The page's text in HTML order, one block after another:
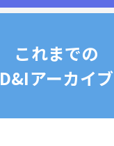
これまでの
D&Iアーカイブ